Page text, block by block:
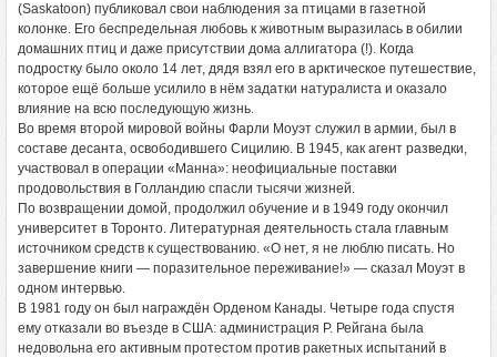
(Saskatoon) публиковал свои наблюдения за птицами в газетной
колонке. Его беспредельная любовь к животным выразилась в обилии
домашних птиц и даже присутствии дома аллигатора (!). Когда
подростку было около 14 лет, дядя взял его в арктическое путешествие,
которое ещё больше усилило в нём задатки натуралиста и оказало
влияние на всю последующую жизнь.
Во время второй мировой войны Фарли Моуэт служил в армии, был в
составе десанта, освободившего Сицилию. В 1945, как агент разведки,
участвовал в операции «Манна»: неофициальные поставки
продовольствия в Голландию спасли тысячи жизней.
По возвращении домой, продолжил обучение и в 1949 году окончил
университет в Торонто. Литературная деятельность стала главным
источником средств к существованию. «О нет, я не люблю писать. Но
завершение книги — поразительное переживание!» — сказал Моуэт в
одном интервью.
В 1981 году он был награждён Орденом Канады. Четыре года спустя
ему отказали во въезде в США: администрация Р. Рейгана была
недовольна его активным протестом против ракетных испытаний в